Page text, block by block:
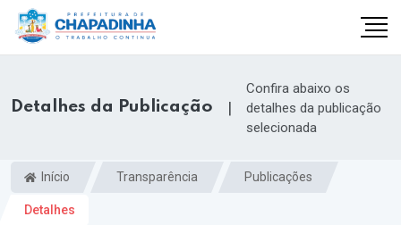
Detalhes da Publicação |
Confira abaixo os
detalhes da publicação
selecionada
Início Transparência Publicações
Detalhes